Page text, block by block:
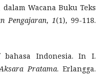
Wacana Buku Teks
Pengajaran, 1(1), 99-118.
bahasa Indonesia. In I.
Pratama. Erlangga.